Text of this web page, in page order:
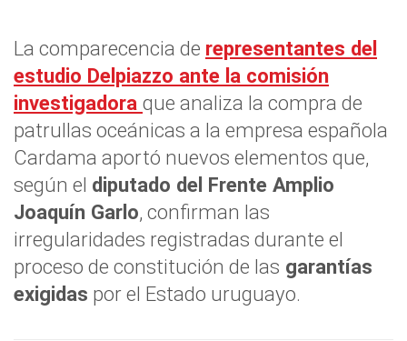
La comparecencia de representantes del
estudio Delpiazzo ante la comisión
investigadora que analiza la compra de
patrullas oceánicas a la empresa española
Cardama aportó nuevos elementos que,
según el diputado del Frente Amplio
Joaquín Garlo, confirman las
irregularidades registradas durante el
proceso de constitución de las garantías
exigidas por el Estado uruguayo.